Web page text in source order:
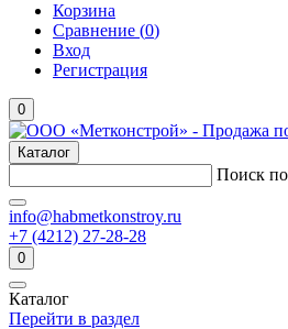
Корзина
Сравнение (0)
Вход
Регистрация
0
Каталог
Поиск по
info@habmetkonstroy.ru
+7 (4212) 27-28-28
0
Каталог
Перейти в раздел